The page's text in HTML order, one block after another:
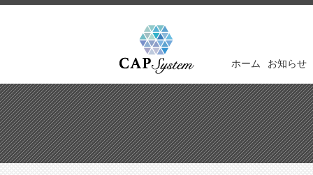
ホーム お知らせ